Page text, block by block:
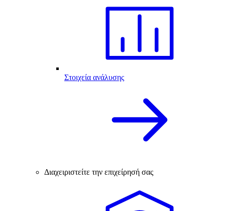
Στοιχεία ανάλυσης
Διαχειριστείτε την επιχείρησή σας